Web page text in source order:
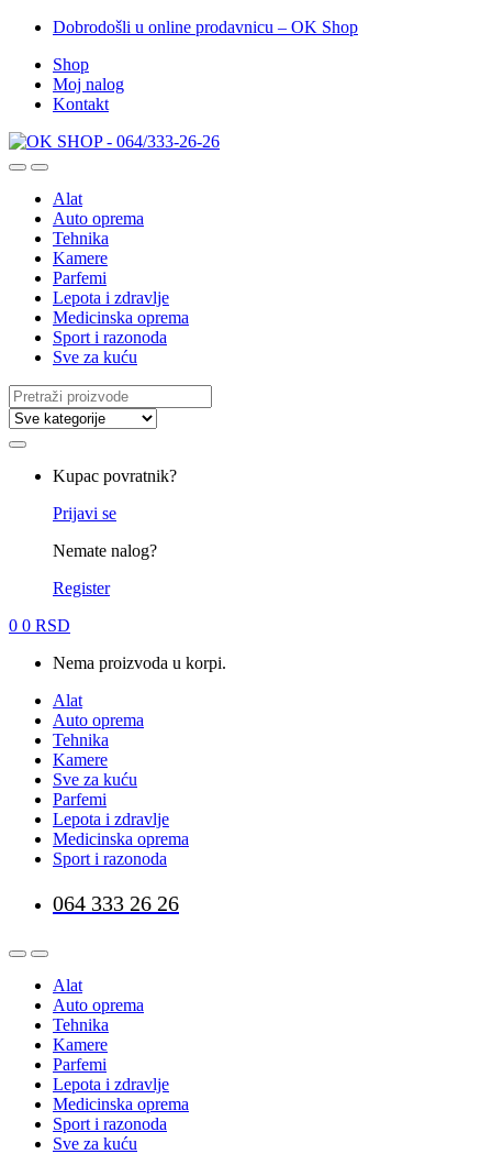
Dobrodošli u online prodavnicu – OK Shop
Shop
Moj nalog
Kontakt
Alat
Auto oprema
Tehnika
Kamere
Parfemi
Lepota i zdravlje
Medicinska oprema
Sport i razonoda
Sve za kuću
Search
for:
Kupac povratnik?
Prijavi se
Nemate nalog?
Register
0 0 RSD
Nema proizvoda u korpi.
Alat
Auto oprema
Tehnika
Kamere
Sve za kuću
Parfemi
Lepota i zdravlje
Medicinska oprema
Sport i razonoda
064 333 26 26
Alat
Auto oprema
Tehnika
Kamere
Parfemi
Lepota i zdravlje
Medicinska oprema
Sport i razonoda
Sve za kuću